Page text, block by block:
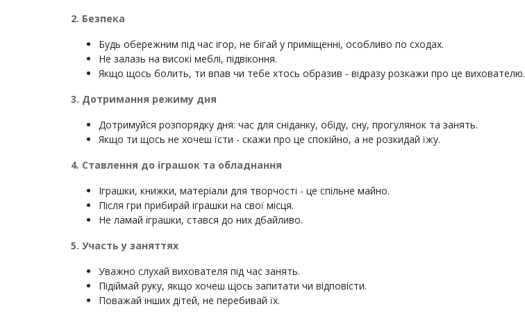
2. Безпека
Будь обережним під час ігор, не бігай у приміщенні, особливо по сходах.
Не залазь на високі меблі, підвіконня.
Якщо щось болить, ти впав чи тебе хтось образив - відразу розкажи про це вихователю.
3. Дотримання режиму дня
Дотримуйся розпорядку дня: час для сніданку, обіду, сну, прогулянок та занять.
Якщо ти щось не хочеш їсти - скажи про це спокійно, а не розкидай їжу.
4. Ставлення до іграшок та обладнання
Іграшки, книжки, матеріали для творчості - це спільне майно.
Після гри прибирай іграшки на свої місця.
Не ламай іграшки, стався до них дбайливо.
5. Участь у заняттях
Уважно слухай вихователя під час занять.
Підіймай руку, якщо хочеш щось запитати чи відповісти.
Поважай інших дітей, не перебивай їх.